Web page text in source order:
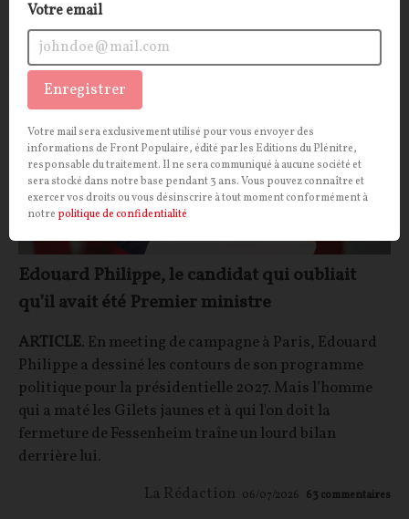
POLITIQUEMACRONISME
Edouard Philippe, le candidat qui oubliait
qu’il avait été Premier ministre
ARTICLE. En meeting de campagne à Paris, Edouard
Philippe a dessiné les contours de son programme
politique pour la présidentielle 2027. Mais l’homme
qui a maté les Gilets jaunes et à qui l'on doit la
fermeture de Fessenheim traîne un lourd bilan
derrière lui.
La Rédaction 06/07/2026 63 commentaires
Votre email
Enregistrer
Votre mail sera exclusivement utilisé pour vous envoyer des
informations de Front Populaire, édité par les Editions du Plénitre,
responsable du traitement. Il ne sera communiqué à aucune société et
sera stocké dans notre base pendant 3 ans. Vous pouvez connaître et
exercer vos droits ou vous désinscrire à tout moment conformément à
notre politique de confidentialité